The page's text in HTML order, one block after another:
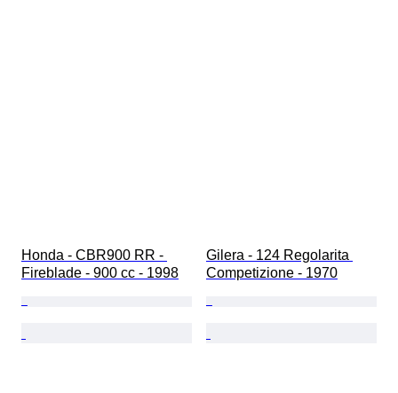
Honda - CBR900 RR -
Fireblade - 900 cc - 1998
Gilera - 124 Regolarita
Competizione - 1970